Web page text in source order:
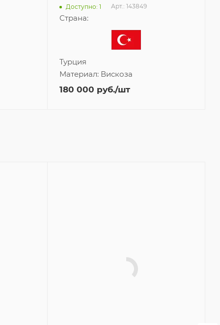
Доступно: 1 Арт.: 143849
Страна:
Турция
Материал: Вискоза
180 000 руб./шт